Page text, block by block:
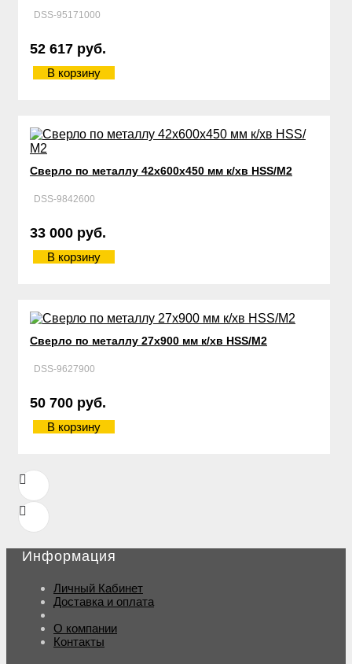
DSS-95171000
52 617 руб.
В корзину
Сверло по металлу 42х600х450 мм к/хв HSS/М2
DSS-9842600
33 000 руб.
В корзину
Сверло по металлу 27х900 мм к/хв HSS/М2
DSS-9627900
50 700 руб.
В корзину
Информация
Личный Кабинет
Доставка и оплата
О компании
Контакты